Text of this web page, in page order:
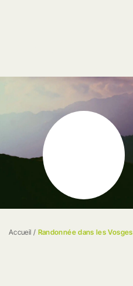
Accueil / Randonnée dans les Vosges